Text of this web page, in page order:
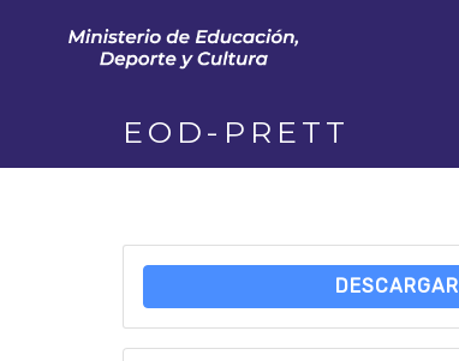
EOD-PRETT
DESCARGAR